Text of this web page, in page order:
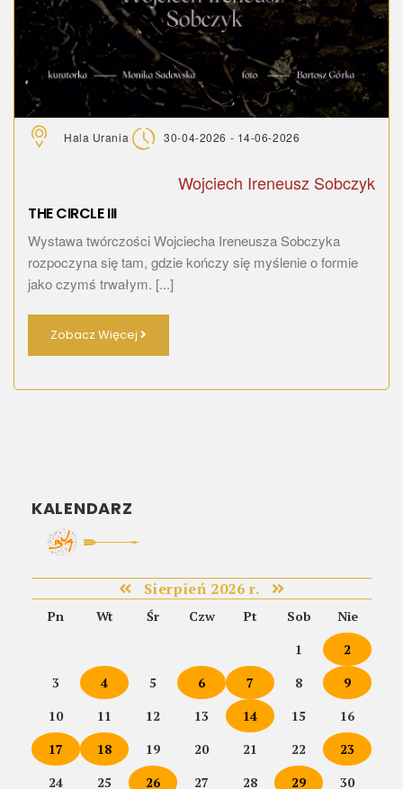
Hala Urania 30-04-2026 - 14-06-2026
Wojciech Ireneusz Sobczyk
THE CIRCLE III
Wystawa twórczości Wojciecha Ireneusza Sobczyka
rozpoczyna się tam, gdzie kończy się myślenie o formie
jako czymś trwałym. [...]
Zobacz Więcej
KALENDARZ
Sierpień 2026 r.
Pn Wt Śr Czw Pt Sob
Nie
1
2
3
4 5 6 7 8
9
10
11 12 13 14 15
16
17
18 19 20 21 22
23
24
25 26 27 28 29 30